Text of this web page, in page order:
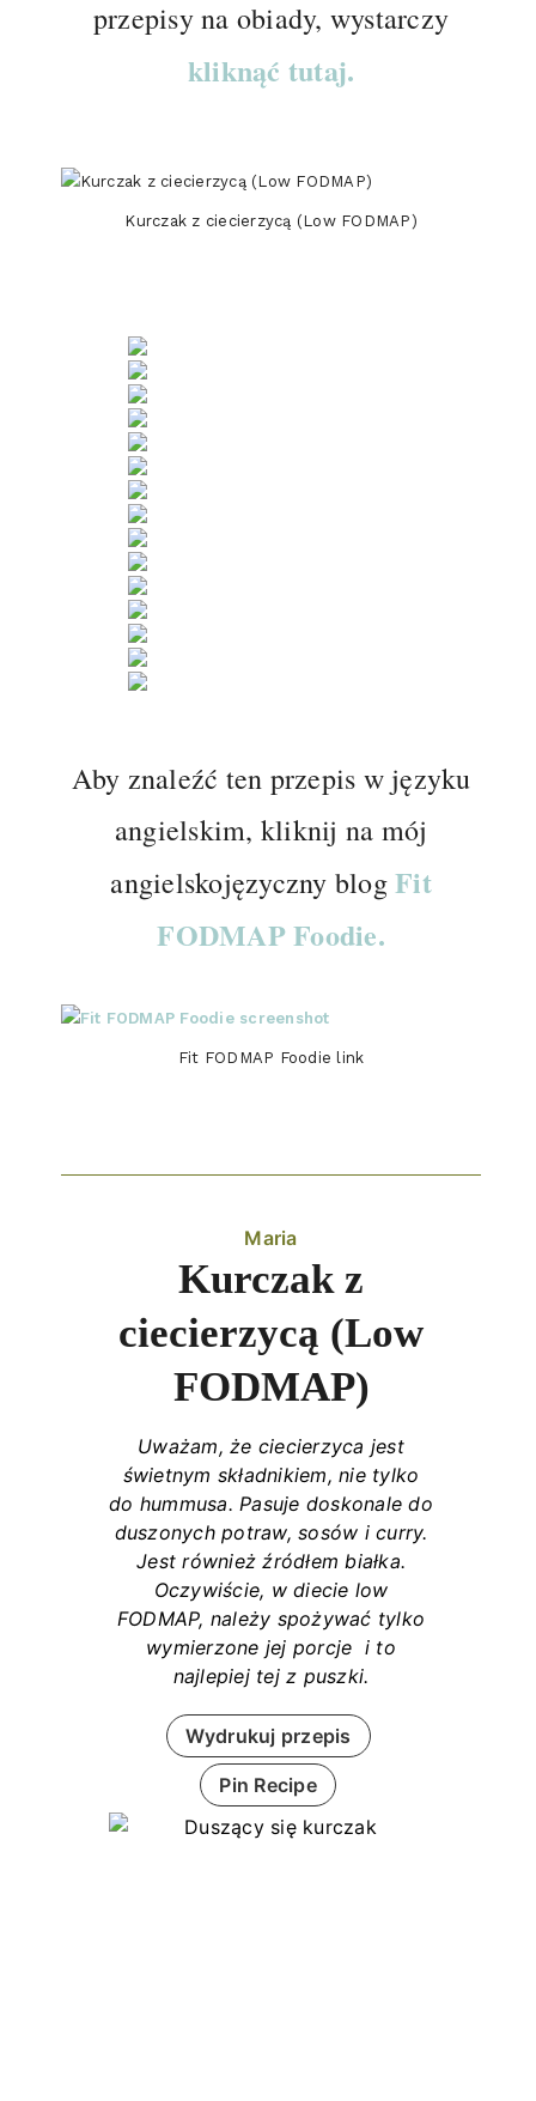
przepisy na obiady, wystarczy
kliknąć tutaj.
Kurczak z ciecierzycą (Low FODMAP)
Aby znaleźć ten przepis w języku
angielskim, kliknij na mój
angielskojęzyczny blogFit
FODMAP Foodie.
Fit FODMAP Foodie link
Maria
Kurczak z
ciecierzycą (Low
FODMAP)
Uważam, że ciecierzyca jest
świetnym składnikiem, nie tylko
do hummusa. Pasuje doskonale do
duszonych potraw, sosów i curry.
Jest również źródłem białka.
Oczywiście, w diecie low
FODMAP, należy spożywać tylko
wymierzone jej porcje i to
najlepiej tej z puszki.
Wydrukuj przepis
Pin Recipe